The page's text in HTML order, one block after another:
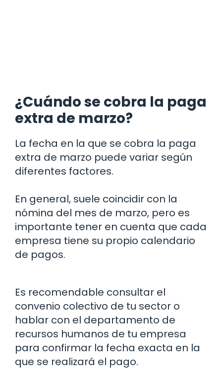
¿Cuándo se cobra la paga
extra de marzo?
La fecha en la que se cobra la paga
extra de marzo puede variar según
diferentes factores.
En general, suele coincidir con la
nómina del mes de marzo, pero es
importante tener en cuenta que cada
empresa tiene su propio calendario
de pagos.
Es recomendable consultar el
convenio colectivo de tu sector o
hablar con el departamento de
recursos humanos de tu empresa
para confirmar la fecha exacta en la
que se realizará el pago.